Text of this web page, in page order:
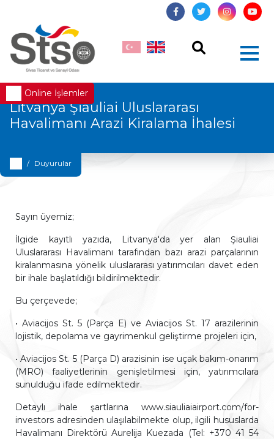
Online İşlemler
Litvanya Şiauliai Uluslararası
Havalimanı Arazi Kiralama İhalesi
Duyurular
Sayın üyemiz;
İlgide kayıtlı yazıda, Litvanya'da yer alan Şiauliai
Uluslararası Havalimanı tarafından bazı arazi parçalarının
kiralanmasına yönelik uluslararası yatırımcıları davet eden
bir ihale başlatıldığı bildirilmektedir.
Bu çerçevede;
• Aviacijos St. 5 (Parça E) ve Aviacijos St. 17 arazilerinin
lojistik, depolama ve gayrimenkul geliştirme projeleri için,
• Aviacijos St. 5 (Parça D) arazisinin ise uçak bakım-onarım
(MRO) faaliyetlerinin genişletilmesi için, yatırımcılara
sunulduğu ifade edilmektedir.
Detaylı ihale şartlarına www.siauliaiairport.com/for-
investors adresinden ulaşılabilmekte olup, ilgili hususlarda
Havalimanı Direktörü Aurelija Kuezada (Tel: +370 41 54